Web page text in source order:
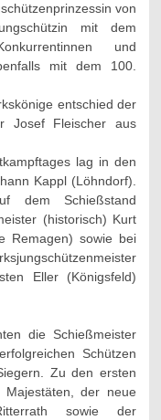
von
mit dem
und
mit dem 100.
entschied der
Josef Fleischer aus
lag in den
Kappl (Löhndorf).
dem Schießstand
(historisch) Kurt
Remagen) sowie bei
Eller (Königsfeld)
die Schießmeister
Schützen
Zu den ersten
Majestäten, der neue
sowie der